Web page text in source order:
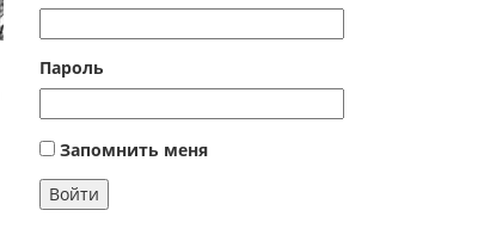
Пароль
Запомнить меня
Войти